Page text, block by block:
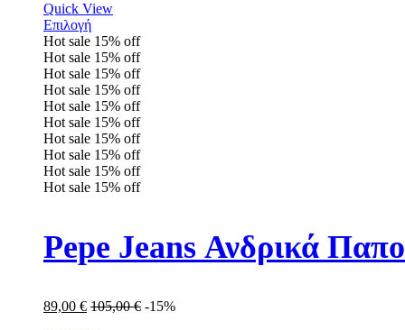
Quick View
Επιλογή
Hot sale 15% off
Hot sale 15% off
Hot sale 15% off
Hot sale 15% off
Hot sale 15% off
Hot sale 15% off
Hot sale 15% off
Hot sale 15% off
Hot sale 15% off
Hot sale 15% off
Pepe Jeans Ανδρικά
89,00 € 105,00€ -15%